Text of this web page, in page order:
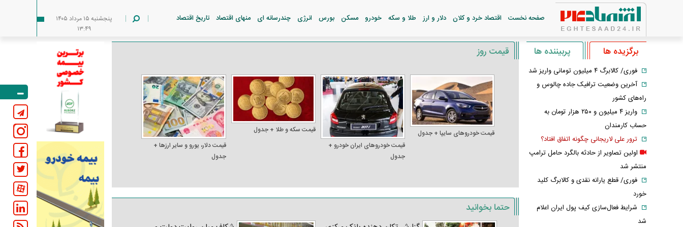
صفحه نخست اقتصاد خرد و کلان دلار و ارز طلا و سکه خودرو مسکن بورس انرژی چندرسانه ای منهای اقتصاد تاریخ اقتصاد
پنجشنبه ۱۵ مرداد ۱۴۰۵
۱۳:۴۹
قیمت روز
قیمت خودرو‌های سایپا + جدول
قیمت خودرو‌های ایران خودرو +
جدول
قیمت سکه و طلا + جدول
قیمت دلار، یورو و سایر ارز‌ها +
جدول
حتما بخوانید
برگزیده ها پربیننده ها
فوری/ کالابرگ ۴ میلیون تومانی واریز شد
آخرین وضعیت ترافیک جاده چالوس و
راه‌های کشور
واریز ۴ میلیون و ۲۵۰ هزار تومان به
حساب کارمندان
ترور علی لاریجانی چگونه اتفاق افتاد؟
اولین تصاویر از حادثه بالگرد حامل ترامپ
منتشر شد
فوری/ قطع یارانه نقدی و کالابرگ کلید
خورد
شرایط فعال‌سازی کیف پول ایران اعلام
شد